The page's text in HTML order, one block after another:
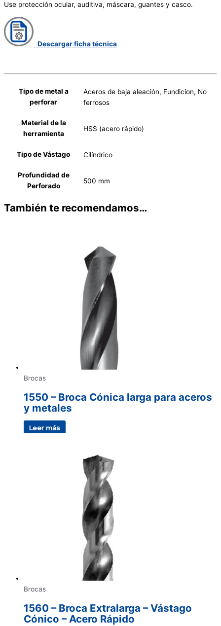
Use protección ocular, auditiva, máscara, guantes y casco.
Descargar ficha técnica
Tipo de metal a
perforar
Aceros de baja aleación, Fundicion, No
ferrosos
Material de la
herramienta
HSS (acero rápido)
Tipo de Vástago Cilíndrico
Profundidad de
Perforado
500 mm
También te recomendamos…
Brocas
1550 – Broca Cónica larga para aceros
y metales
Leer más
Brocas
1560 – Broca Extralarga – Vástago
Cónico – Acero Rápido